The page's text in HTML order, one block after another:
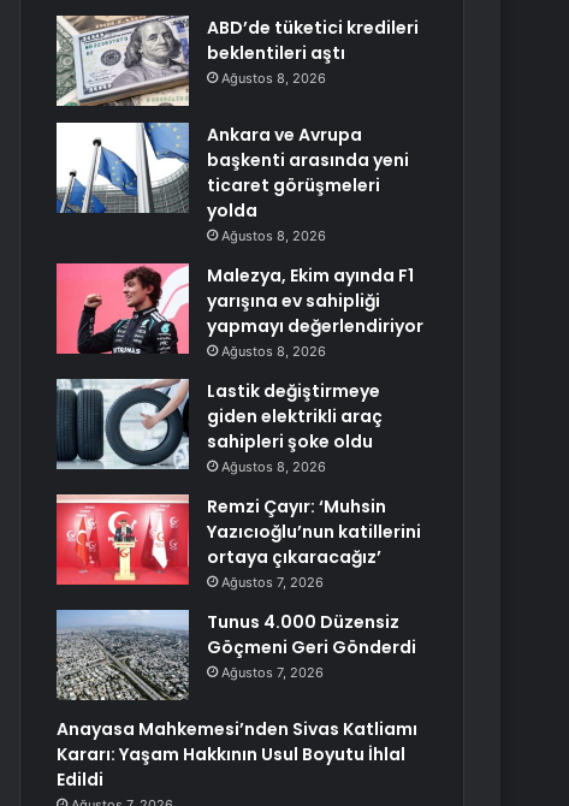
ABD’de tüketici kredileri
beklentileri aştı
Ağustos 8, 2026
Ankara ve Avrupa
başkenti arasında yeni
ticaret görüşmeleri
yolda
Ağustos 8, 2026
Malezya, Ekim ayında F1
yarışına ev sahipliği
yapmayı değerlendiriyor
Ağustos 8, 2026
Lastik değiştirmeye
giden elektrikli araç
sahipleri şoke oldu
Ağustos 8, 2026
Remzi Çayır: ‘Muhsin
Yazıcıoğlu’nun katillerini
ortaya çıkaracağız’
Ağustos 7, 2026
Tunus 4.000 Düzensiz
Göçmeni Geri Gönderdi
Ağustos 7, 2026
Anayasa Mahkemesi’nden Sivas Katliamı
Kararı: Yaşam Hakkının Usul Boyutu İhlal
Edildi